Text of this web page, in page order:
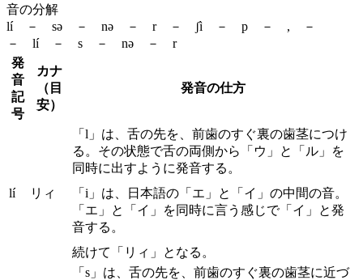
音の分解
lí － sə － nə － r － ʃì － p － , －
－ lí － s － nə － r
発
音
記
号
カナ
（目
安）
発音の仕方
lí リィ
「l」は、舌の先を、前歯のすぐ裏の歯茎につけ
る。その状態で舌の両側から「ウ」と「ル」を
同時に出すように発音する。
「i」は、日本語の「エ」と「イ」の中間の音。
「エ」と「イ」を同時に言う感じで「イ」と発
音する。
続けて「リィ」となる。
「s」は、舌の先を、前歯のすぐ裏の歯茎に近づ